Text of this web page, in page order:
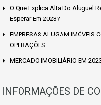
O Que Explica Alta Do Aluguel
Esperar Em 2023?
EMPRESAS ALUGAM IMÓVEIS
OPERAÇÕES.
MERCADO IMOBILIÁRIO EM
INFORMAÇÕES DE